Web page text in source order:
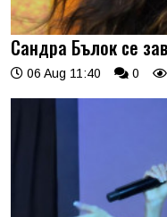
Сандра Бълок се
06 Aug 11:40 0